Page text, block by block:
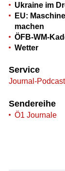
Ukraine im
EU:
machen
ÖFB-WM-
Wetter
Service
Journal-
Sendereihe
Ö1 Journale